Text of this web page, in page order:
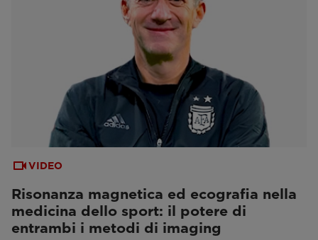
VIDEO
Risonanza magnetica ed ecografia nella
medicina dello sport: il potere di
entrambi i metodi di imaging